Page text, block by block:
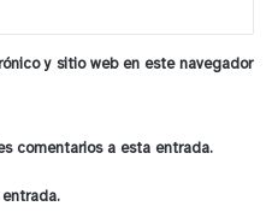
y sitio web en este navegador
comentarios a esta entrada.